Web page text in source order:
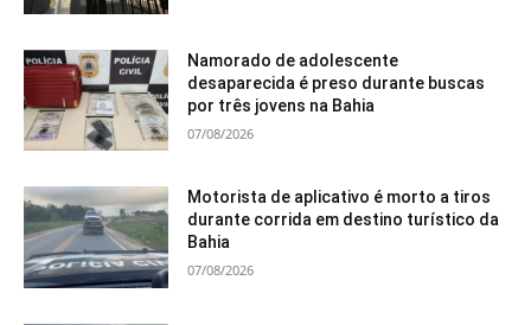
Namorado de adolescente
desaparecida é preso durante buscas
por três jovens na Bahia
07/08/2026
Motorista de aplicativo é morto a tiros
durante corrida em destino turístico da
Bahia
07/08/2026